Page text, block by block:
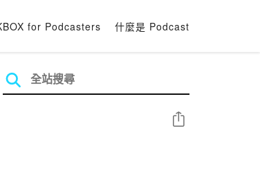
for Podcasters 什麼是 Podcast
分享